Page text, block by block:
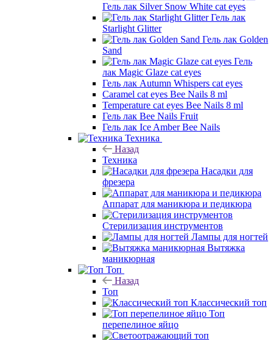
Гель лак Silver Snow White cat eyes
Гель лак
Starlight Glitter
Гель лак Golden
Sand
Гель
лак Magic Glaze cat eyes
Гель лак Autumn Whispers cat eyes
Caramel cat eyes Bee Nails 8 ml
Temperature cat eyes Bee Nails 8 ml
Гель лак Bee Nails Fruit
Гель лак Ice Amber Bee Nails
Техника
Назад
Техника
Насадки для
фрезера
Аппарат для маникюра и педикюра
Стерилизация инструментов
Лампы для ногтей
Вытяжка
маникюрная
Топ
Назад
Топ
Классический топ
Топ
перепелиное яйцо